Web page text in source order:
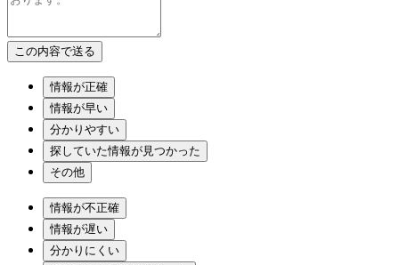
情報が正確
情報が早い
分かりやすい
探していた情報が見つかった
その他
情報が不正確
情報が遅い
分かりにくい